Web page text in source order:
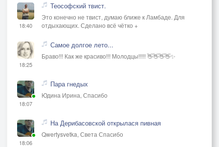
18:40
Теософский твист.
Это конечно не твист, думаю ближе к Ламбаде. Для
отдыхающих. Сделано всё чётко +
18:25
Самое долгое лето...
Браво!!! Как же красиво!!! Молодцы!!!!! 👋👋👋👋✨
18:07
Пара гнедых
Юдина Ирина, Спасибо
18:06
На Дерибасовской открылася пивная
Qwertysvetka, Света Спасибо